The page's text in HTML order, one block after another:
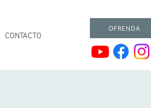
CONTACTO
OFRENDA